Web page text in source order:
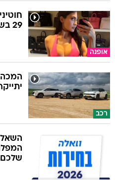
אופנה
29 בשמלה סופר צמודה
רכב
המכה